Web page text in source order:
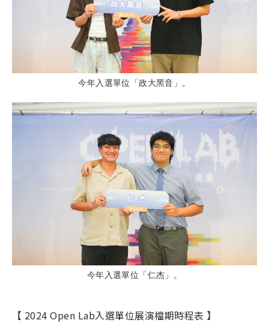
今年入選單位「政大黑音」。
今年入選單位「仁杰」。
【 2024 Open Lab入選單位展演檔期時程表 】